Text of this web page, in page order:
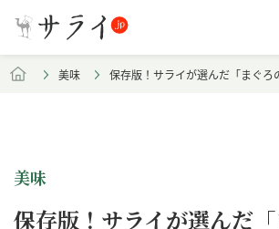
美味 保存版！サライが選んだ「まぐろ
美味
保存版！サライが選んだ